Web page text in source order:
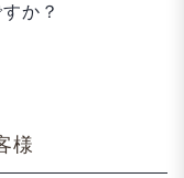
か？
様